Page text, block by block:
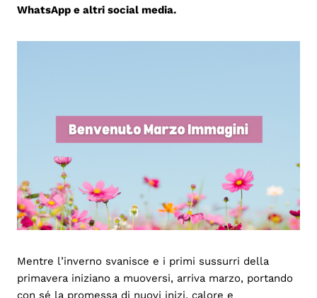
WhatsApp e altri social media.
Mentre l’inverno svanisce e i primi sussurri della
primavera iniziano a muoversi, arriva marzo, portando
con sé la promessa di nuovi inizi, calore e